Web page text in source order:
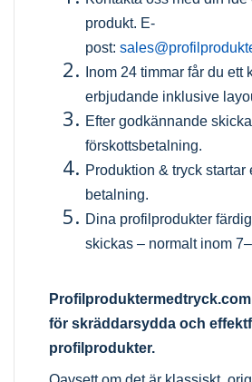
produkt. E-
post:
Inom 24 timmar får du ett
erbjudande inklusive
Efter godkännande
förskottsbetalning.
Produktion & tryck startar
betalning.
Dina profilprodukter
skickas – normalt inom
för skräddarsydda och
profilprodukter.